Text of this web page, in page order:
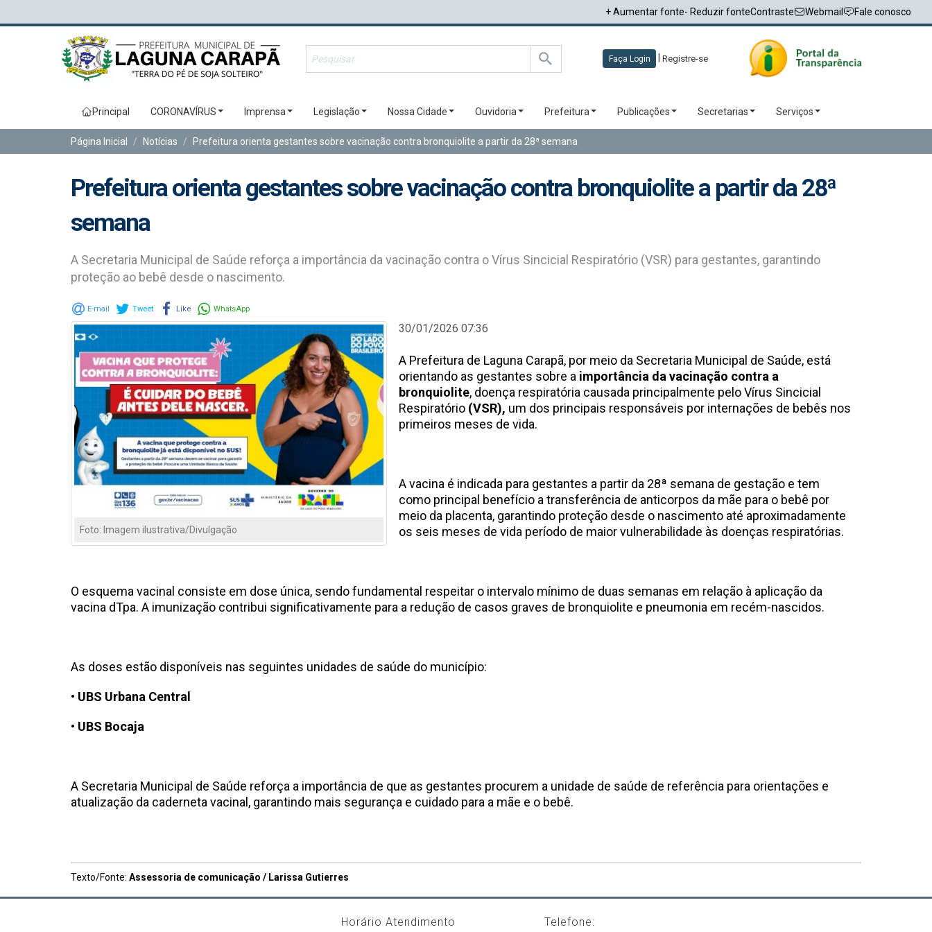
+ Aumentar fonte- Reduzir fonteContraste Webmail Fale conosco
Faça Login Registre-se
Principal CORONAVÍRUS Imprensa Legislação Nossa Cidade Ouvidoria Prefeitura Publicações Secretarias Serviços
Página Inicial Notícias Prefeitura orienta gestantes sobre vacinação contra bronquiolite a partir da 28ª semana
Prefeitura orienta gestantes sobre vacinação contra bronquiolite a partir da 28ª
semana
A Secretaria Municipal de Saúde reforça a importância da vacinação contra o Vírus Sincicial Respiratório (VSR) para gestantes, garantindo
proteção ao bebê desde o nascimento.
E-mail Tweet Like WhatsApp
Foto: Imagem ilustrativa/Divulgação
30/01/2026 07:36
A Prefeitura de Laguna Carapã, por meio da Secretaria Municipal de Saúde, está
orientando as gestantes sobre a importância da vacinação contra a
bronquiolite, doença respiratória causada principalmente pelo Vírus Sincicial
Respiratório (VSR), um dos principais responsáveis por internações de bebês nos
primeiros meses de vida.
A vacina é indicada para gestantes a partir da 28ª semana de gestação e tem
como principal benefício a transferência de anticorpos da mãe para o bebê por
meio da placenta, garantindo proteção desde o nascimento até aproximadamente
os seis meses de vida período de maior vulnerabilidade às doenças respiratórias.
O esquema vacinal consiste em dose única, sendo fundamental respeitar o intervalo mínimo de duas semanas em relação à aplicação da
vacina dTpa. A imunização contribui significativamente para a redução de casos graves de bronquiolite e pneumonia em recém-nascidos.
As doses estão disponíveis nas seguintes unidades de saúde do município:
• UBS Urbana Central
• UBS Bocaja
A Secretaria Municipal de Saúde reforça a importância de que as gestantes procurem a unidade de saúde de referência para orientações e
atualização da caderneta vacinal, garantindo mais segurança e cuidado para a mãe e o bebê.
Texto/Fonte: Assessoria de comunicação / Larissa Gutierres
Horário Atendimento Telefone: